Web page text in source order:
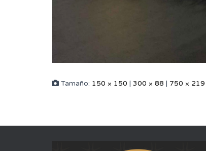
Tamaño: 150 × 150 | 300 × 88 | 750 × 219